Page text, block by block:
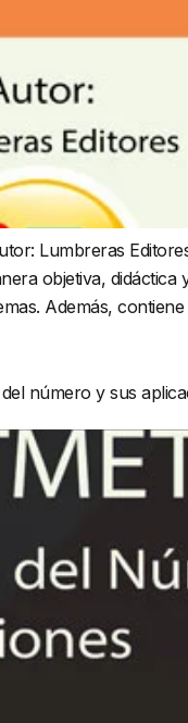
Lumbreras
objetiva,
Además,
número y sus